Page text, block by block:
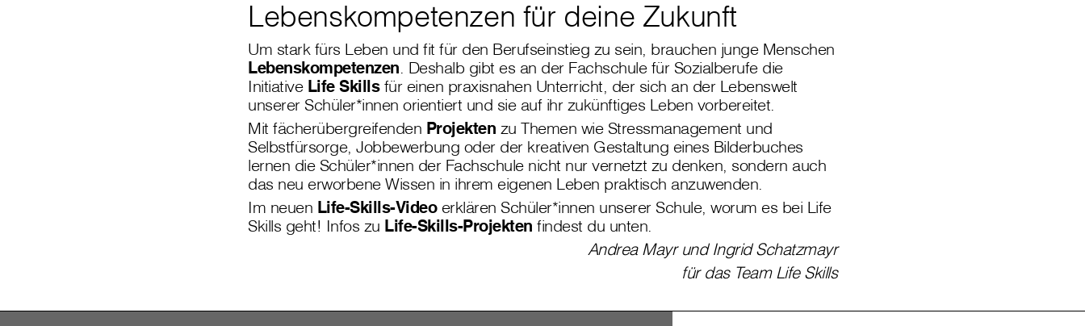
Lebenskompetenzen für deine Zukunft
Um stark fürs Leben und fit für den Berufseinstieg zu sein, brauchen junge Menschen
Lebenskompetenzen . Deshalb gibt es an der Fachschule für Sozialberufe die
Initiative Life Skillsfür einen praxisnahen Unterricht, der sich an der Lebenswelt
unserer Schüler*innen orientiert und sie auf ihr zukünftiges Leben vorbereitet.
Mit fächerübergreifenden Projekten zu Themen wie Stressmanagement und
Selbstfürsorge, Jobbewerbung oder der kreativen Gestaltung eines Bilderbuches
lernen die Schüler*innen der Fachschule nicht nur vernetzt zu denken, sondern auch
das neu erworbene Wissen in ihrem eigenen Leben praktisch anzuwenden.
Im neuen Life-Skills-Video erklären Schüler*innen unserer Schule, worum es bei Life
Skills geht! Infos zu Life-Skills-Projekten findest du unten.
Andrea Mayr und Ingrid Schatzmayr
für das Team Life Skills